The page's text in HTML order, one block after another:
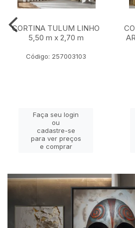
CORTINA TULUM LINHO
5,50 m x 2,70 m
Código: 257003103
Faça seu login
ou
cadastre-se
para ver preços
e comprar